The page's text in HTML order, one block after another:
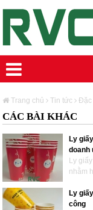
Trang chủ Tin tức Đặc
CÁC BÀI KHÁC
Ly
doanh
Ly
nhằm
Ly
công